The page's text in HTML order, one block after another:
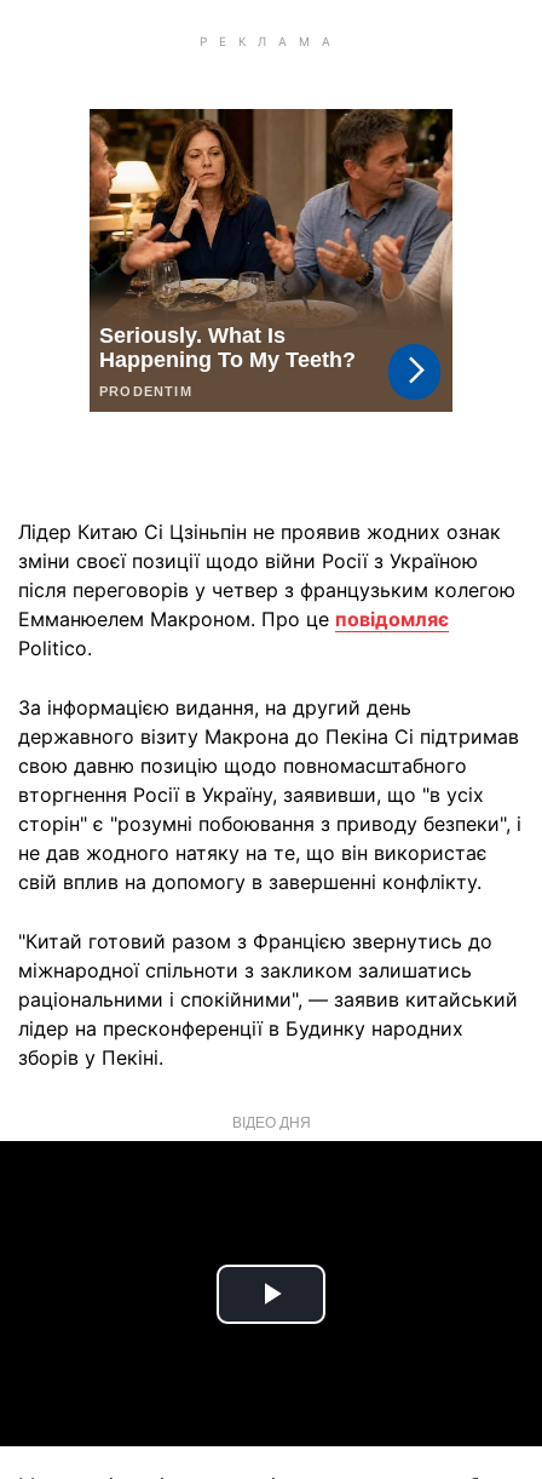
Лідер Китаю Сі Цзіньпін не проявив жодних ознак
зміни своєї позиції щодо війни Росії з Україною
після переговорів у четвер з французьким колегою
Емманюелем Макроном. Про це повідомляє
Politico.
За інформацією видання, на другий день
державного візиту Макрона до Пекіна Сі підтримав
свою давню позицію щодо повномасштабного
вторгнення Росії в Україну, заявивши, що "в усіх
сторін" є "розумні побоювання з приводу безпеки", і
не дав жодного натяку на те, що він використає
свій вплив на допомогу в завершенні конфлікту.
"Китай готовий разом з Францією звернутись до
міжнародної спільноти з закликом залишатись
раціональними і спокійними", — заявив китайський
лідер на пресконференції в Будинку народних
зборів у Пекіні.
ВІДЕО ДНЯ
Play